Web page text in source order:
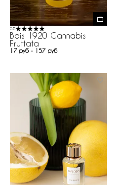
5.0
Bois 1920 Cannabis
Fruttata
17 руб - 157 руб